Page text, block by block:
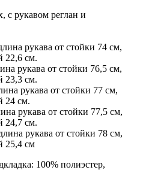
с рукавом реглан и
рукава от стойки 74 см,
22,6 см.
рукава от стойки 76,5 см,
23,3 см.
рукава от стойки 77 см,
24 см.
рукава от стойки 77,5 см,
24,7 см.
рукава от стойки 78 см,
25,4 см
100% полиэстер,